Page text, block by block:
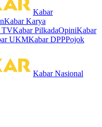
Kabar
Kabar Karya
TVKabar PilkadaOpiniKabar
UKMKabar DPPPojok
Kabar Nasional